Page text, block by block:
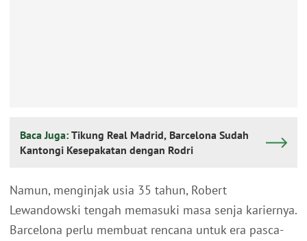
Baca Juga: Tikung Real Madrid, Barcelona Sudah
Kantongi Kesepakatan dengan Rodri
Namun, menginjak usia 35 tahun, Robert
Lewandowski tengah memasuki masa senja kariernya.
Barcelona perlu membuat rencana untuk era pasca-